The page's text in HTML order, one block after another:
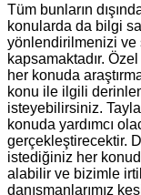
Tüm bunların
konularda da bilgi
yönlendirilmenizi ve
kapsamaktadır.
her konuda
konu ile ilgili
isteyebilirsiniz.
konuda yardımcı
gerçekleştirecektir.
istediğiniz her
alabilir ve bizimle
danışmanlarımız